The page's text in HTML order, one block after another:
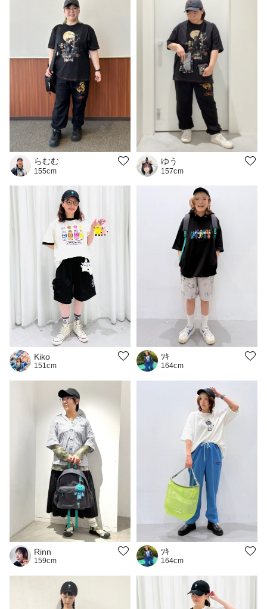
らむむ
155cm
ゆう
157cm
Kiko
151cm
ﾂｷ
164cm
Rinn
159cm
ﾂｷ
164cm